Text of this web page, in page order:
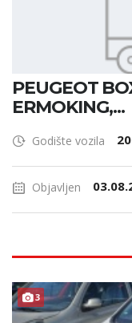
PEUGEOT
ERMOKING,...
Godište vozila
Objavljen
3